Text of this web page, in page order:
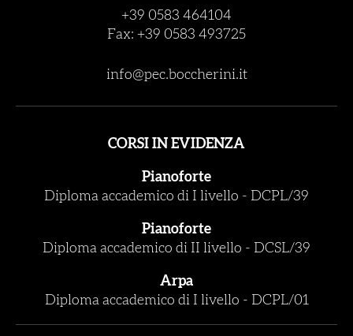
+39 0583 464104
Fax: +39 0583 493725
info@pec.boccherini.it
CORSI IN EVIDENZA
Pianoforte
Diploma accademico di I livello - DCPL/39
Pianoforte
Diploma accademico di II livello - DCSL/39
Arpa
Diploma accademico di I livello - DCPL/01